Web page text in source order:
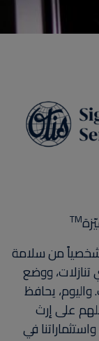
TM
شخصياً من سلامة
ووضع
يحافظ
على إرث
في